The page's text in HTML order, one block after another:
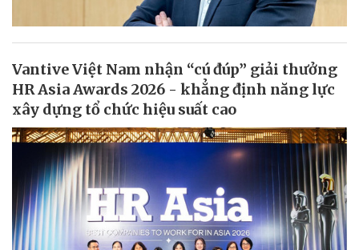
Vantive Việt Nam nhận “cú đúp” giải thưởng
HR Asia Awards 2026 - khẳng định năng lực
xây dựng tổ chức hiệu suất cao